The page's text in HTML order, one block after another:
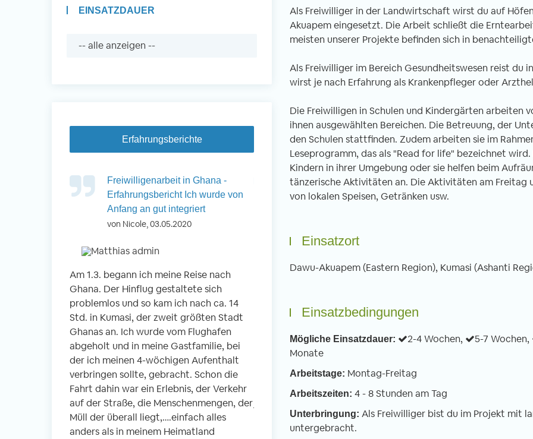
EINSATZDAUER
Erfahrungsberichte
Freiwilligenarbeit in Ghana -
Erfahrungsbericht Ich wurde von
Anfang an gut integriert
von Nicole, 03.05.2020
Am 1.3. begann ich meine Reise nach
Ghana. Der Hinflug gestaltete sich
problemlos und so kam ich nach ca. 14
Std. in Kumasi, der zweit größten Stadt
Ghanas an. Ich wurde vom Flughafen
abgeholt und in meine Gastfamilie, bei
der ich meinen 4-wöchigen Aufenthalt
verbringen sollte, gebracht. Schon die
Fahrt dahin war ein Erlebnis, der Verkehr
auf der Straße, die Menschenmengen, der
Müll der überall liegt,….einfach alles
anders als in meinem Heimatland
Freiwilligenarbeit in Thailand -
Erfahrungsbericht 6 Wochen
Von Januar bis Ende Februar half ich in
Anfang an fühlte ich mich sehr
Betreuer als auch von den anderen
Freiwilligen geholfen mich zu recht zu
finden. An meinem ersten Schultag war
ich nervös und gespannt. Sobald ich
Sorgen, weil ich von jedem offen und
herzlich begrüßt wurde. Wir
Mein dreiwöchiger
wird man als
motorisierte und
Verkehrssystem
Als Freiwilliger in der Landwirtschaft wirst du auf
Akuapem eingesetzt. Die Arbeit schließt die
meisten unserer Projekte befinden sich in
Als Freiwilliger im Bereich Gesundheitswesen reist du
wirst je nach Erfahrung als Krankenpfleger oder
Die Freiwilligen in Schulen und Kindergärten arbeiten
ihnen ausgewählten Bereichen. Die Betreuung, der
den Schulen stattfinden. Zudem arbeiten sie im
Leseprogramm, das als "Read for life" bezeichnet
Kindern in ihrer Umgebung oder sie helfen beim
tänzerische Aktivitäten an. Die Aktivitäten am Freitag
von lokalen Speisen, Getränken usw.
Einsatzort
Dawu-Akuapem (Eastern Region), Kumasi (Ashanti
Einsatzbedingungen
Mögliche Einsatzdauer: 2-4 Wochen, 5-7 Wochen,
Monate
Arbeitstage: Montag-Freitag
Arbeitszeiten: 4 - 8 Stunden am Tag
Unterbringung: Als Freiwilliger bist du im Projekt mit
untergebracht.